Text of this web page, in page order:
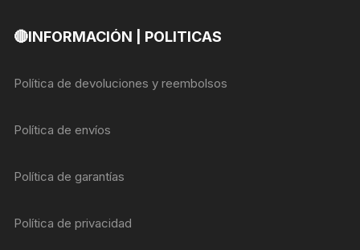
🔴INFORMACIÓN | POLITICAS
Política de devoluciones y reembolsos
Política de envíos
Política de garantías
Política de privacidad